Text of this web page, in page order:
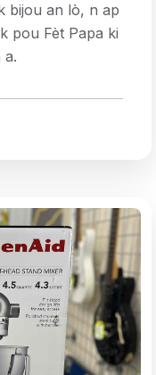
bijou an lò, n ap
pou Fèt Papa ki
a.